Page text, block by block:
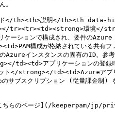
。
</th><th>説明</th><th
tr><tr><td><strong>環境</
ーションで構成され、要件の
構成が格納されている共有フォ
スタンスの固有のID。参考
アプリケーションの登録時
strong></td><td>Azureアプ
のサブスクリプション (従量
は、[こちらのページ](/